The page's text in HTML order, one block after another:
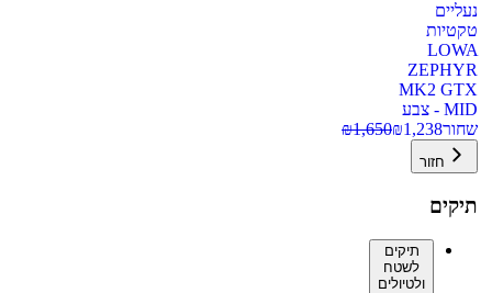
נעליים
טקטיות
LOWA
ZEPHYR
MK2 GTX
MID - צבע
שחור
₪1,238
₪1,650
חזור
תיקים
תיקים
לשטח
ולטיולים